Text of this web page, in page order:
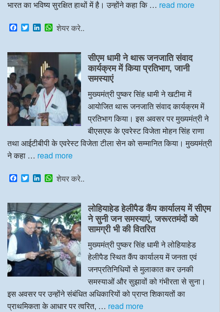
भारत का भविष्य सुरक्षित हाथों में है। उन्होंने कहा कि … read more
F
a
e
b
o
o
k
T
w
t
e
r
L
k
e
d
I
n
W
t
A
p
p
शेयर करे..
सीएम धामी ने थारू जनजाति संवाद
कार्यक्रम में किया प्रतिभाग, जानी
समस्याएं
मुख्यमंत्री पुष्कर सिंह धामी ने खटीमा में
आयोजित थारू जनजाति संवाद कार्यक्रम में
प्रतिभाग किया। इस अवसर पर मुख्यमंत्री ने
बीएसएफ के एवरेस्ट विजेता मोहन सिंह राणा
तथा आईटीबीपी के एवरेस्ट विजेता टीला सेन को सम्मानित किया। मुख्यमंत्री
ने कहा … read more
F
a
e
b
o
o
k
T
w
t
t
e
r
L
k
e
d
I
n
W
t
s
A
p
p
शेयर करे..
लोहियाहेड हेलीपैड कैंप कार्यालय में सीएम
ने सुनी जन समस्याएं, जरूरतमंदों को
सामग्री भी की वितरित
मुख्यमंत्री पुष्कर सिंह धामी ने लोहियाहेड
हेलीपैड स्थित कैंप कार्यालय में जनता एवं
जनप्रतिनिधियों से मुलाकात कर उनकी
समस्याओं और सुझावों को गंभीरता से सुना।
इस अवसर पर उन्होंने संबंधित अधिकारियों को प्राप्त शिकायतों का
प्राथमिकता के आधार पर त्वरित, … read more